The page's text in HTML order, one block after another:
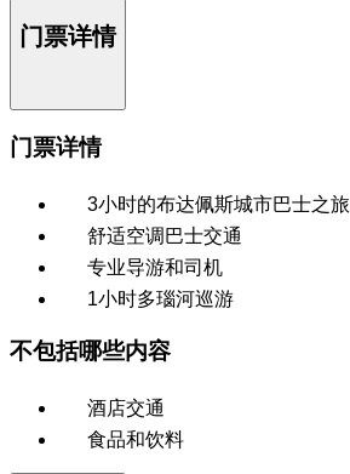
门票详情
门票详情
3小时的布达佩斯城市巴士之旅
舒适空调巴士交通
专业导游和司机
1小时多瑙河巡游
不包括哪些内容
酒店交通
食品和饮料